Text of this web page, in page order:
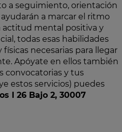
a seguimiento, orientación
a marcar el ritmo
mental positiva y
todas esas habilidades
necesarias para llegar
Apóyate en ellos también
convocatorias y tus
estos servicios) puedes
I 26 Bajo 2, 30007